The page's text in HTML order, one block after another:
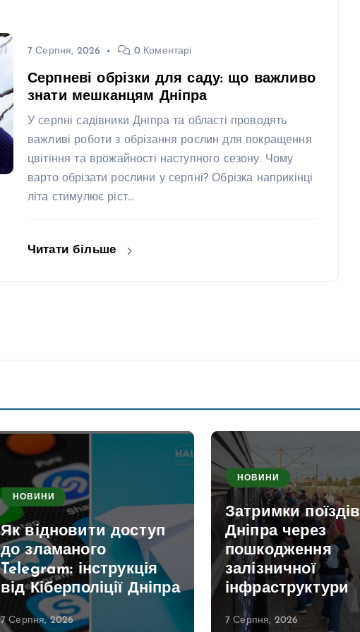
7 Серпня, 2026 0 Коментарі
Серпневі обрізки для саду: що важливо
знати мешканцям Дніпра
У серпні садівники Дніпра та області проводять
важливі роботи з обрізання рослин для покращення
цвітіння та врожайності наступного сезону. Чому
варто обрізати рослини у серпні? Обрізка наприкінці
літа стимулює ріст…
Читати більше
НОВИНИ
Як відновити доступ
до зламаного
Telegram: інструкція
від Кіберполіції Дніпра
7 Серпня, 2026
НОВИНИ
Затримки
Дніпра через
пошкодження
залізничної
інфраструктури
7 Серпня, 2026